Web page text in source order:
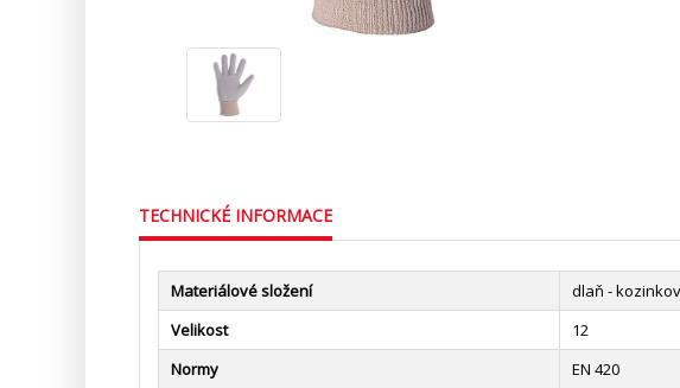
TECHNICKÉ INFORMACE
Materiálové složení
dlaň -
Velikost
12
Normy
EN 420